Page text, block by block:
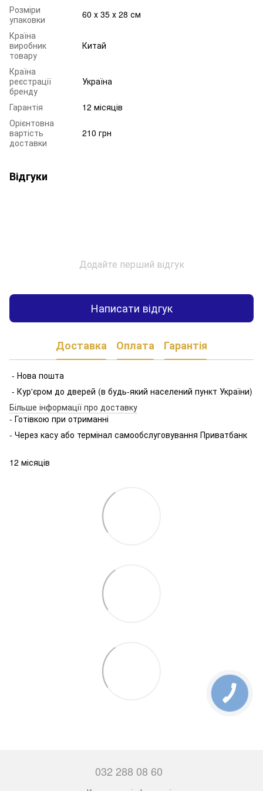
Розміри
упаковки
60 х 35 х 28 см
Країна
виробник
товару
Китай
Країна
реєстрації
бренду
Україна
Гарантія
12 місяців
Орієнтовна
вартість
доставки
210 грн
Відгуки
Додайте перший відгук
Написати відгук
Доставка Оплата Гарантія
- Нова пошта
- Кур'єром до дверей (в будь-який населений пункт України)
Більше інформації про доставку
- Готівкою при отриманні
- Через касу або термінал самообслуговування Приватбанк
12 місяців
032 288 08 60